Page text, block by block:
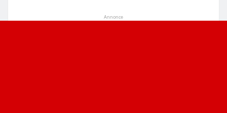
Annonce